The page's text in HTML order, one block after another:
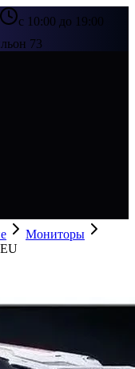
с 10:00 до 19:00
73
Мониторы